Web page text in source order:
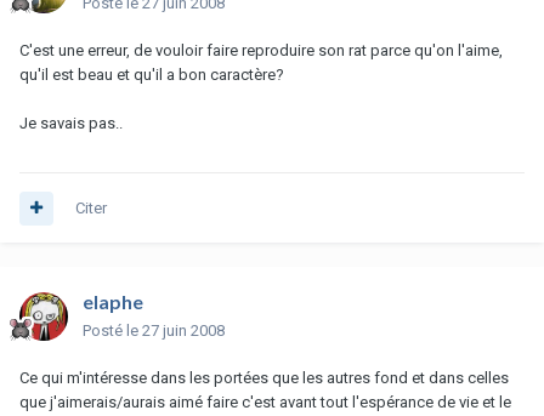
C'est une erreur, de vouloir faire reproduire son rat parce qu'on l'aime,
qu'il est beau et qu'il a bon caractère?
Je savais pas..
Citer
elaphe
Posté le 27 juin 2008
Ce qui m'intéresse dans les portées que les autres fond et dans celles
que j'aimerais/aurais aimé faire c'est avant tout l'espérance de vie et le